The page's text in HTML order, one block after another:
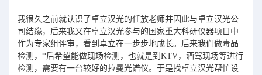
我很久之前就认识了卓立汉光的任放老师并因此与卓立汉光公
司结缘，后来我又在卓立汉光参与的国家重大科研仪器项目中
作为专家组评审，看到卓立在一步步地成长。后来我们做毒品
检测，*后希望能做现场检测，也就是到KTV，酒驾现场等进行
检测，需要有一台较好的拉曼光谱仪。于是找卓立汉光帮忙设